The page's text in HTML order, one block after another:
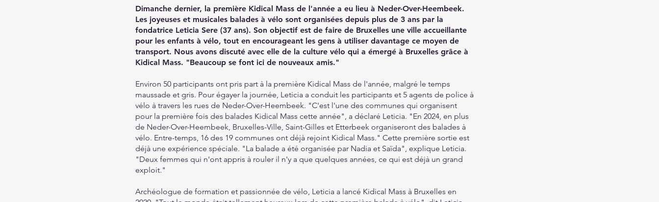
Dimanche dernier, la première Kidical Mass de l'année a eu lieu à Neder-Over-Heembeek.
Les joyeuses et musicales balades à vélo sont organisées depuis plus de 3 ans par la
fondatrice Leticia Sere (37 ans). Son objectif est de faire de Bruxelles une ville accueillante
pour les enfants à vélo, tout en encourageant les gens à utiliser davantage ce moyen de
transport. Nous avons discuté avec elle de la culture vélo qui a émergé à Bruxelles grâce à
Kidical Mass. "Beaucoup se font ici de nouveaux amis."
Environ 50 participants ont pris part à la première Kidical Mass de l'année, malgré le temps
maussade et gris. Pour égayer la journée, Leticia a conduit les participants et 5 agents de police à
vélo à travers les rues de Neder-Over-Heembeek. "C'est l'une des communes qui organisent
pour la première fois des balades Kidical Mass cette année", a déclaré Leticia. "En 2024, en plus
de Neder-Over-Heembeek, Bruxelles-Ville, Saint-Gilles et Etterbeek organiseront des balades à
vélo. Entre-temps, 16 des 19 communes ont déjà rejoint Kidical Mass." Cette première sortie est
déjà une expérience spéciale. "La balade a été organisée par Nadia et Saïda", explique Leticia.
"Deux femmes qui n'ont appris à rouler il n'y a que quelques années, ce qui est déjà un grand
exploit."
Archéologue de formation et passionnée de vélo, Leticia a lancé Kidical Mass à Bruxelles en